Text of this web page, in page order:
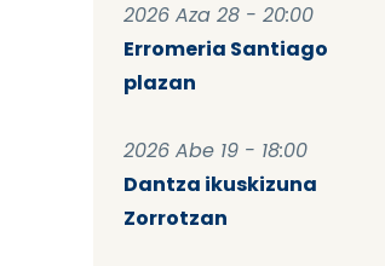
2026 Aza 28 - 20:00
Erromeria Santiago
plazan
2026 Abe 19 - 18:00
Dantza ikuskizuna
Zorrotzan